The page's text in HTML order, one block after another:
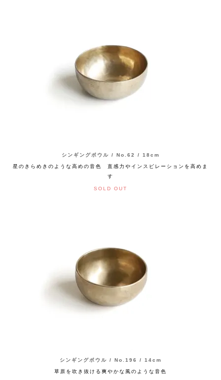
シンギングボウル / No.62 / 18cm
星のきらめきのような高めの音色 直感力やインスピレーションを高めま
す
SOLD OUT
シンギングボウル / No.196 / 14cm
草原を吹き抜ける爽やかな風のような音色